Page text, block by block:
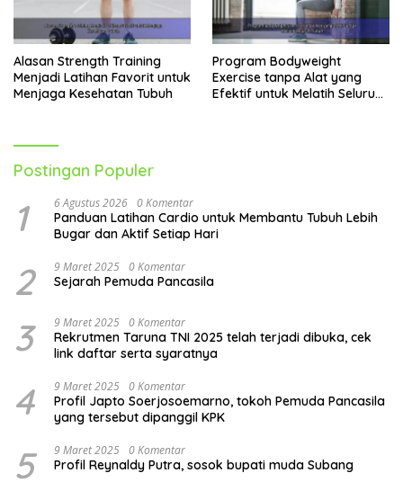
Alasan Strength Training
Menjadi Latihan Favorit untuk
Menjaga Kesehatan Tubuh
Program Bodyweight
Exercise tanpa Alat yang
Efektif untuk Melatih Seluruh
Postingan Populer
1 6 Agustus 2026 0 Komentar
Panduan Latihan Cardio untuk Membantu Tubuh Lebih
Bugar dan Aktif Setiap Hari
2 9 Maret 2025 0 Komentar
Sejarah Pemuda Pancasila
3 9 Maret 2025 0 Komentar
Rekrutmen Taruna TNI 2025 telah terjadi dibuka, cek
link daftar serta syaratnya
4 9 Maret 2025 0 Komentar
Profil Japto Soerjosoemarno, tokoh Pemuda Pancasila
yang tersebut dipanggil KPK
5 9 Maret 2025 0 Komentar
Profil Reynaldy Putra, sosok bupati muda Subang